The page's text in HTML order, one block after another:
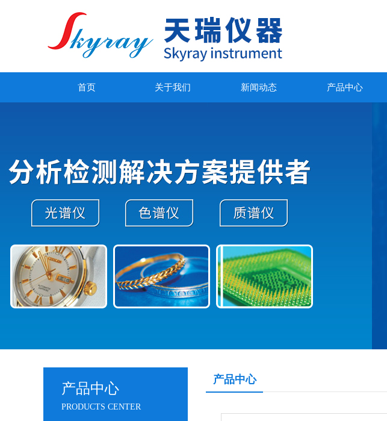
首页 关于我们 新闻动态 产品中心
产品中心
PRODUCTS CENTER
产品中心